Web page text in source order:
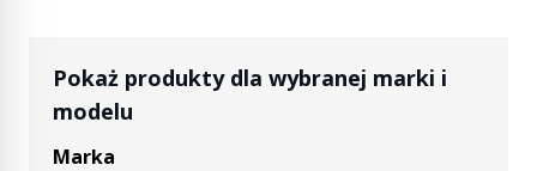
Pokaż produkty dla wybranej marki i
modelu
Marka